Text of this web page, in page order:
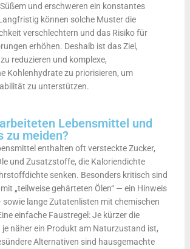
und erschweren ein konstantes
können solche Muster die
verschlechtern und das Risiko für
erhöhen. Deshalb ist das Ziel,
reduzieren und komplexe,
Kohlenhydrate zu priorisieren, um
zu unterstützen.
Lebensmittel und
zu meiden?
enthalten oft versteckte Zucker,
und Zusatzstoffe, die Kaloriendichte
senken. Besonders kritisch sind
„teilweise gehärteten Ölen“ — ein Hinweis
lange Zutatenlisten mit chemischen
einfache Faustregel: Je kürzer die
näher ein Produkt am Naturzustand ist,
Alternativen sind hausgemachte